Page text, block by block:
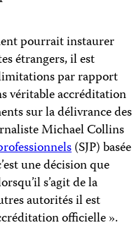
pourrait instaurer
étrangers, il est
par rapport
véritable accréditation
sur la délivrance des
Michael Collins
(SJP) basée
une décision que
s’agit de la
autorités il est
officielle ».